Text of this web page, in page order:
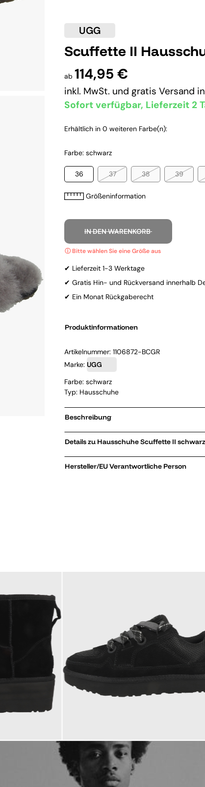
UGG
Scuffette II
ab 114,95 €
inkl. MwSt. und gratis Versand
Sofort verfügbar, Lieferzeit 2
Erhältlich in 0 weiteren Farbe(n):
Farbe: schwarz
36 37 38 39
Größeninformation
IN DEN WARENKORB
✔ Lieferzeit 1-3 Werktage
✔ Gratis Hin- und Rückversand innerhalb
✔ Ein Monat Rückgaberecht
Produktinformationen
Artikelnummer: 1106872-BCGR
Marke: UGG
Farbe: schwarz
Typ: Hausschuhe
Beschreibung
Details zu Hausschuhe Scuffette II schwarz
Hersteller/EU Verantwortliche Person